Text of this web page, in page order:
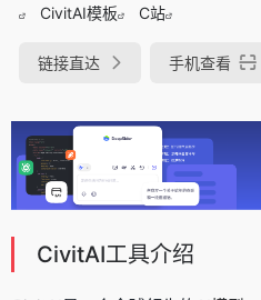
CivitAI模板
C站
链接直达 手机查看
CivitAI工具介绍